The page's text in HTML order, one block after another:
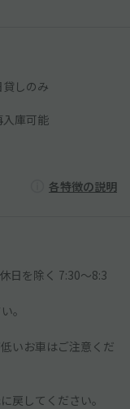
貸しのみ
入庫可能
各特徴の説明
日を除く 7:30～8:3
。
いお車はご注意くだ
戻してください。